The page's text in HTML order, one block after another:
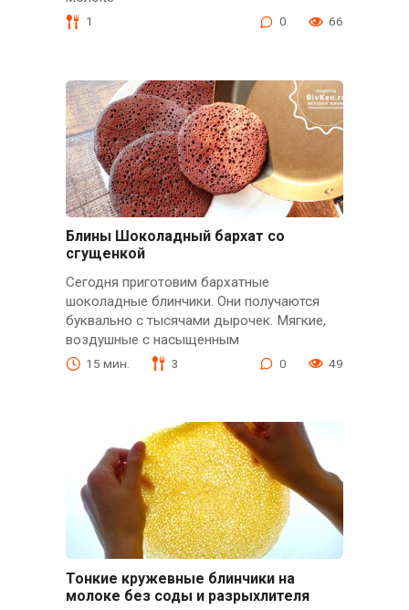
1 0 66
Блины Шоколадный бархат со
сгущенкой
Сегодня приготовим бархатные
шоколадные блинчики. Они получаются
буквально с тысячами дырочек. Мягкие,
воздушные с насыщенным
15 мин. 3 0 49
Тонкие кружевные блинчики на
молоке без соды и разрыхлителя